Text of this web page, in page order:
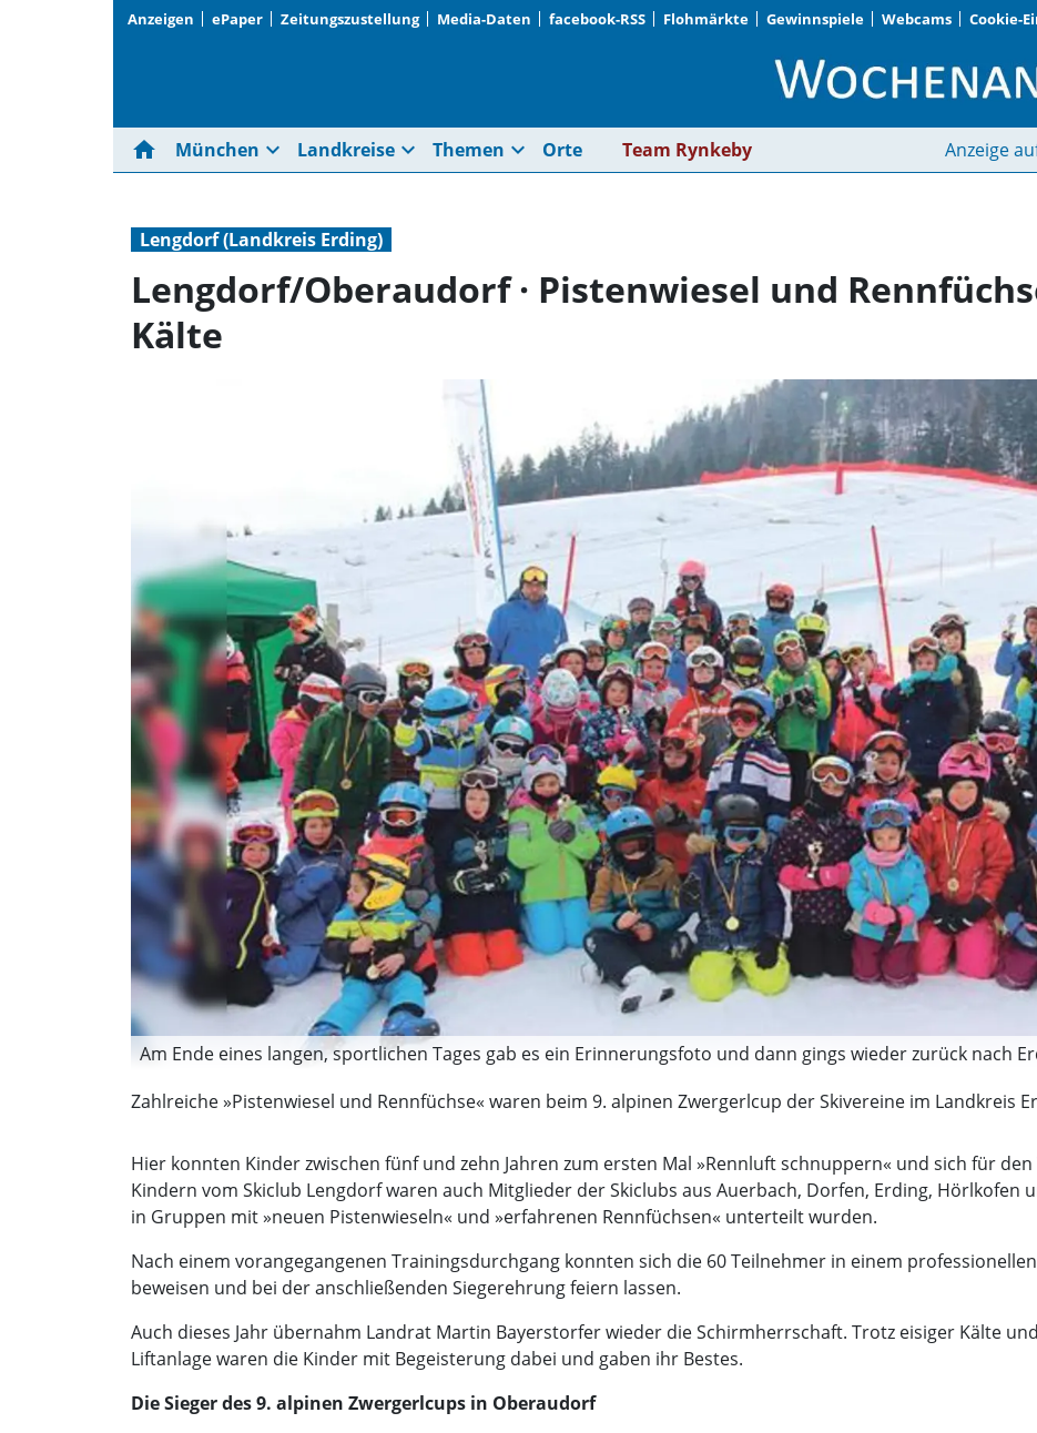
Anzeigen ePaper Zeitungszustellung Media-Daten facebook-RSS Flohmärkte Gewinnspiele Webcams Cookie-
Lengdorf/Oberaudorf
home München expand_more Landkreise expand_more Themen expand_more Orte Team Rynkeby Anzeige
Lengdorf (Landkreis Erding)
Lengdorf/Oberaudorf · Pistenwiesel und
Kälte
Am Ende eines langen, sportlichen Tages gab es ein Erinnerungsfoto und dann gings wieder zurück nach
Zahlreiche »Pistenwiesel und Rennfüchse« waren beim 9. alpinen Zwergerlcup der Skivereine im Landkreis
Hier konnten Kinder zwischen fünf und zehn Jahren zum ersten Mal »Rennluft schnuppern« und sich für
Kindern vom Skiclub Lengdorf waren auch Mitglieder der Skiclubs aus Auerbach, Dorfen, Erding, Hörlkofen
in Gruppen mit »neuen Pistenwieseln« und »erfahrenen Rennfüchsen« unterteilt wurden.
Nach einem vorangegan­genen Trainingsdurchgang konnten sich die 60 Teilnehmer in einem
beweisen und bei der anschließenden Siegerehrung feiern lassen.
Auch dieses Jahr übernahm Landrat Martin Bayerstorfer wieder die Schirmherrschaft. Trotz eisiger Kälte
Liftanlage waren die Kinder mit Begeisterung dabei und gaben ihr Bestes.
Die Sieger des 9. alpinen Zwergerlcups in Oberaudorf